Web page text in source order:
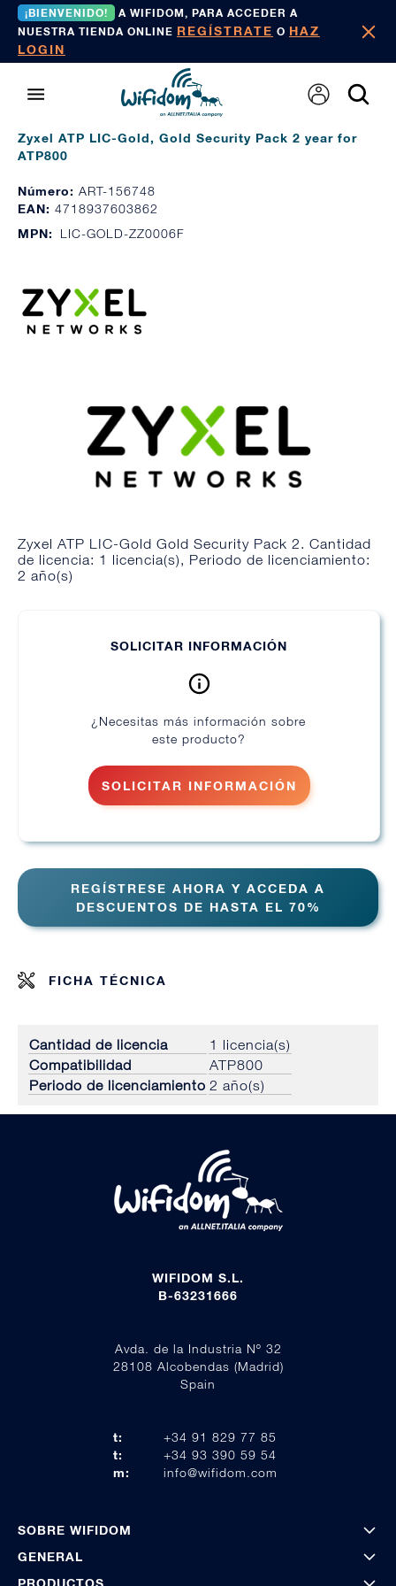
¡BIENVENIDO!
A WIFIDOM, PARA ACCEDER A
NUESTRA TIENDA ONLINE REGÍSTRATE O HAZ
LOGIN
Zyxel ATP LIC-Gold, Gold Security Pack 2 year for
ATP800
Número: ART-156748
EAN: 4718937603862
MPN:
LIC-GOLD-ZZ0006F
Zyxel ATP LIC-Gold Gold Security Pack 2. Cantidad
de licencia: 1 licencia(s), Periodo de licenciamiento:
2 año(s)
SOLICITAR INFORMACIÓN
¿Necesitas más información sobre
este producto?
SOLICITAR INFORMACIÓN
REGÍSTRESE AHORA Y ACCEDA A
DESCUENTOS DE HASTA EL 70%
FICHA TÉCNICA
Cantidad de licencia
1 licencia(s)
Compatibilidad
ATP800
Periodo de licenciamiento 2 año(s)
WIFIDOM S.L.
B-63231666
Avda. de la Industria Nº 32
28108 Alcobendas (Madrid)
Spain
t:
+34 91 829 77 85
t:
+34 93 390 59 54
m:
info@wifidom.com
SOBRE WIFIDOM
GENERAL
PRODUCTOS